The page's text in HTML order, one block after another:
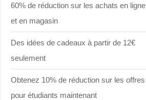
60% de réduction sur les achats en ligne
et en magasin
Des idées de cadeaux à partir de 12€
seulement
Obtenez 10% de réduction sur les offres
pour étudiants maintenant